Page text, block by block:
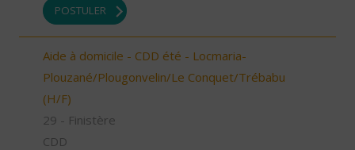
POSTULER
Aide à domicile - CDD été - Locmaria-
Plouzané/Plougonvelin/Le Conquet/Trébabu
(H/F)
29 - Finistère
CDD